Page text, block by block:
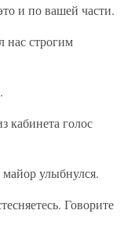
и по вашей части.
нас строгим
кабинета голос
улыбнулся.
Говорите